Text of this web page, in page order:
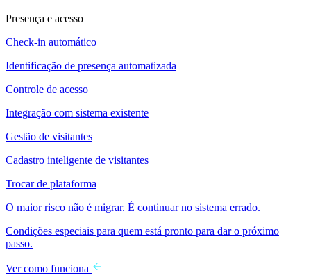
Presença e acesso
Check-in automático
Identificação de presença automatizada
Controle de acesso
Integração com sistema existente
Gestão de visitantes
Cadastro inteligente de visitantes
Trocar de plataforma
O maior risco não é migrar. É continuar no sistema errado.
Condições especiais para quem está pronto para dar o próximo
passo.
Ver como funciona